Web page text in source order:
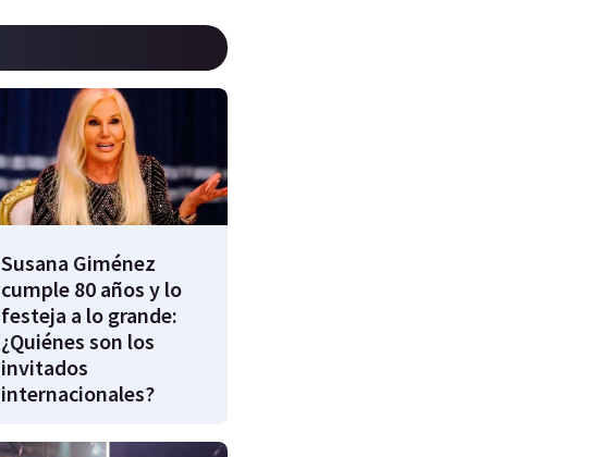
Susana Giménez
cumple 80 años y lo
festeja a lo grande:
¿Quiénes son los
invitados
internacionales?